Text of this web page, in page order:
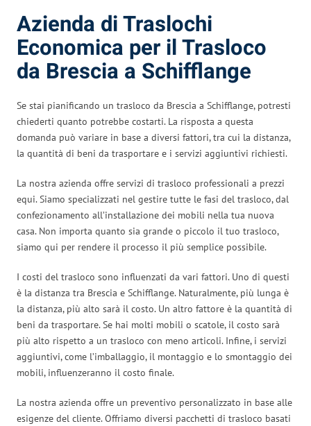
Azienda di Traslochi
Economica per il Trasloco
da Brescia a Schifflange
Se stai pianificando un trasloco da Brescia a Schifflange, potresti
chiederti quanto potrebbe costarti. La risposta a questa
domanda può variare in base a diversi fattori, tra cui la distanza,
la quantità di beni da trasportare e i servizi aggiuntivi richiesti.
La nostra azienda offre servizi di trasloco professionali a prezzi
equi. Siamo specializzati nel gestire tutte le fasi del trasloco, dal
confezionamento all’installazione dei mobili nella tua nuova
casa. Non importa quanto sia grande o piccolo il tuo trasloco,
siamo qui per rendere il processo il più semplice possibile.
I costi del trasloco sono influenzati da vari fattori. Uno di questi
è la distanza tra Brescia e Schifflange. Naturalmente, più lunga è
la distanza, più alto sarà il costo. Un altro fattore è la quantità di
beni da trasportare. Se hai molti mobili o scatole, il costo sarà
più alto rispetto a un trasloco con meno articoli. Infine, i servizi
aggiuntivi, come l’imballaggio, il montaggio e lo smontaggio dei
mobili, influenzeranno il costo finale.
La nostra azienda offre un preventivo personalizzato in base alle
esigenze del cliente. Offriamo diversi pacchetti di trasloco basati